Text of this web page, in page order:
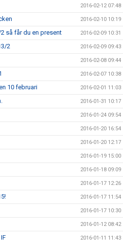
2016-02-12 07:48
2016-02-10 10:19
så får du en present 2016-02-09 10:31
2 2016-02-09 09:43
2016-02-08 09:44
2016-02-07 10:38
10 februari 2016-02-01 11:03
2016-01-31 10:17
2016-01-24 09:54
2016-01-20 16:54
2016-01-20 12:17
2016-01-19 15:00
2016-01-18 09:09
2016-01-17 12:26
2016-01-17 11:54
2016-01-17 10:30
2016-01-12 08:42
2016-01-11 11:43